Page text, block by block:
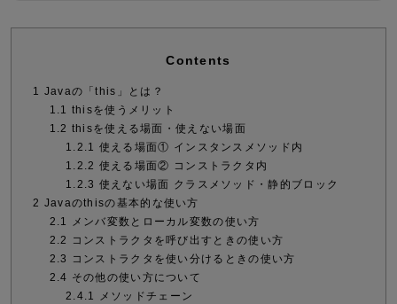
Contents
1 Javaの「this」とは？
1.1 thisを使うメリット
1.2 thisを使える場面・使えない場面
1.2.1 使える場面① インスタンスメソッド内
1.2.2 使える場面② コンストラクタ内
1.2.3 使えない場面 クラスメソッド・静的ブロック
2 Javaのthisの基本的な使い方
2.1
メンバ変数とローカル変数の使い方
2.2
コンストラクタを呼び出すときの使い方
2.3
コンストラクタを使い分けるときの使い方
2.4 その他の使い方について
2.4.1
メソッドチェーン